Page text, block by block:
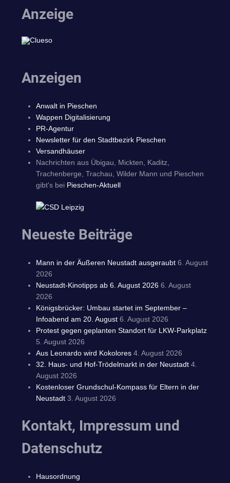
Anzeige
Anzeigen
Anwalt in Pieschen
Wappen Digitalisierung
PR-Agentur
Newsletter für den Stadtbezirk Pieschen
Versandhäuser
Nachrichten aus Übigau, Mickten, Kaditz,
Trachenberge, Trachau, Wilder Mann und Pieschen
gibt's bei Pieschen-Aktuell
Neueste Beiträge
Mann in der Äußeren Neustadt ausgeraubt 6. August
2026
Neustadt-Kinotipps ab 6. August 2026 6. August
2026
Königsbrücker: Umbau startet im September –
Infoabend am 20. August 6. August 2026
Protest gegen geplanten Standort für LKW-Parkplatz
5. August 2026
Aus Leonardo wird Kokolores 4. August 2026
32. Haus- und Hof-Trödelmarkt in der Neustadt 4.
August 2026
Kostenloser Grundschul-Kompass für Eltern in der
Neustadt 3. August 2026
Kontakt, Impressum und
Datenschutz
Hausordnung